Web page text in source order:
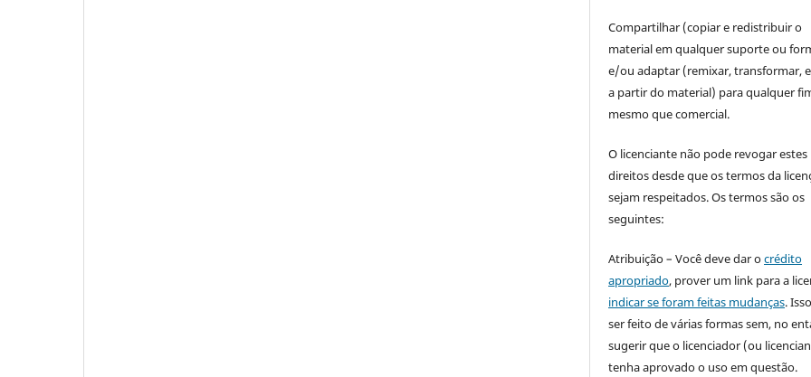
Compartilhar (copiar e redistribuir o
material em qualquer suporte ou
e/ou adaptar (remixar, transformar,
a partir do material) para qualquer
mesmo que comercial.
O licenciante não pode revogar estes
direitos desde que os termos da
sejam respeitados. Os termos são os
seguintes:
Atribuição – Você deve dar ocrédito
apropriado, prover um link para a
indicar se foram feitas mudanças.
ser feito de várias formas sem, no
sugerir que o licenciador (ou
tenha aprovado o uso em questão.